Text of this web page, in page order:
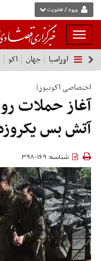
ورود / عضویت
بار
و
بسته
نمودن
فهرست
اوراسیا جهان اکو
اختصاصی اکونیوز|
آغاز حملات
آتش بس
شناسه: 3980169